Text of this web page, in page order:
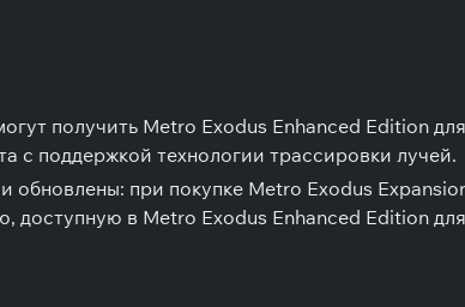
получить Metro Exodus Enhanced Edition
поддержкой технологии трассировки лучей.
обновлены: при покупке Metro Exodus
доступную в Metro Exodus Enhanced Edition